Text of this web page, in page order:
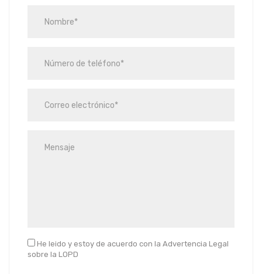
He leido y estoy de acuerdo con la Advertencia Legal
sobre la LOPD